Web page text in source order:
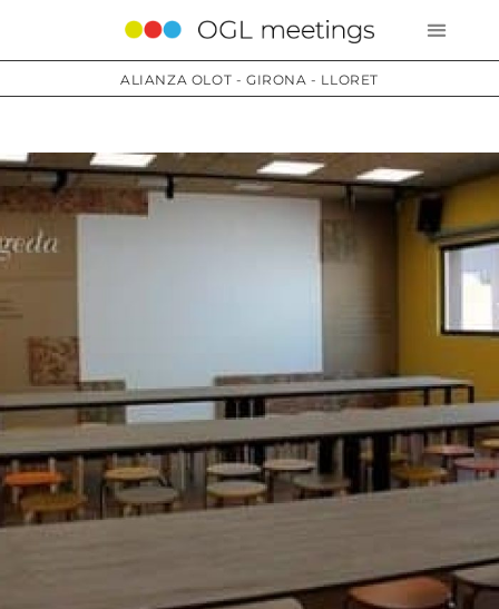
ALIANZA OLOT - GIRONA - LLORET